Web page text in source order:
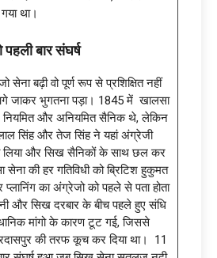
था।
बार संघर्ष
सेना बढ़ी वो पूर्ण रूप से प्रशिक्षित नहीं
जाकर भुगतना पड़ा। 1845 में खालसा
और अनियमित सैनिक थे, लेकिन
सिंह और तेज सिंह ने यहां अंग्रेजी
लिया और सिख सैनिकों के साथ छल कर
सेना की हर गतिविधी को ब्रिटिश हुकुमत
का अंग्रेजो को पहले से पता होता
और सिख दरबार के बीच पहले हुए संधि
मांगो के कारण टूट गई, जिससे
की तरफ कूच कर दिया था। 11